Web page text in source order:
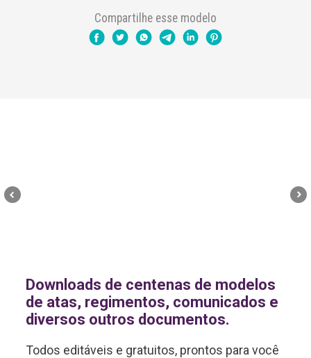
Compartilhe esse modelo
Downloads de centenas de modelos
de atas, regimentos, comunicados e
diversos outros documentos.
Todos editáveis e gratuitos, prontos para você